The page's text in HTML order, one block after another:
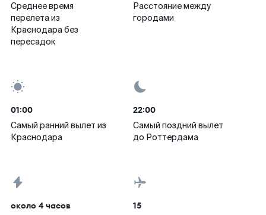
Среднее время
перелета из
Краснодара без
пересадок
Расстояние между
городами
01:00
Самый ранний вылет из
Краснодара
22:00
Самый поздний вылет
до Роттердама
около 4 часов 15